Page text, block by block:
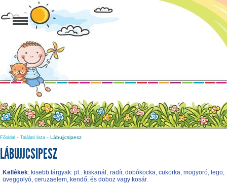
Főoldal - Találati lista - Lábujjcsipesz
LÁBUJJCSIPESZ
Kellékek: kisebb tárgyak: pl.: kiskanál, radír, dobókocka, cukorka, mogyoró, lego,
üveggolyó, ceruzaelem, kendő, és doboz vagy kosár.